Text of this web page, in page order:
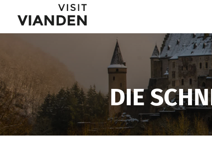
The
Snow
Queen
in
Vianden
Castle
Menu
navigation
principal
DIE